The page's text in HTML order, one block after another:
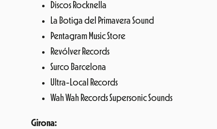
Discos Rocknella
La Botiga del Primavera Sound
Pentagram Music Store
Revólver Records
Surco Barcelona
Ultra-Local Records
Wah Wah Records Supersonic Sounds
Girona: